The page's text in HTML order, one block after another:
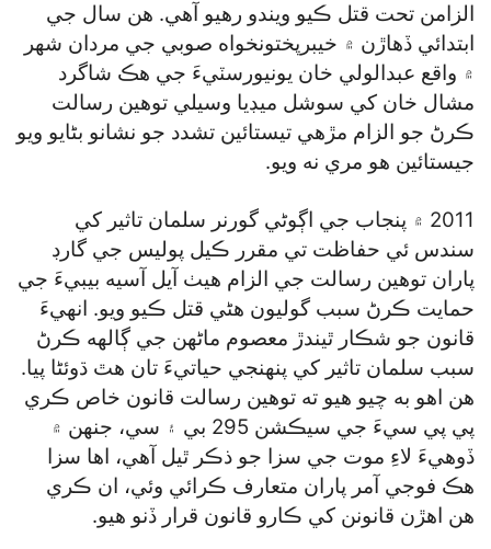
الزامن تحت قتل ڪيو ويندو رهيو آهي. هن سال جي
ابتدائي ڏهاڙن ۾ خيبرپختونخواه صوبي جي مردان شهر
۾ واقع عبدالولي خان يونيورسٽيءَ جي هڪ شاگرد
مشال خان کي سوشل ميڊيا وسيلي توهين رسالت
ڪرڻ جو الزام مڙهي تيستائين تشدد جو نشانو بڻايو ويو
جيستائين هو مري نه ويو.
2011 ۾ پنجاب جي اڳوڻي گورنر سلمان تاثير کي
سندس ئي حفاظت تي مقرر ڪيل پوليس جي گارڊ
پاران توهين رسالت جي الزام هيٺ آيل آسيه بيبيءَ جي
حمايت ڪرڻ سبب گوليون هڻي قتل ڪيو ويو. انهيءَ
قانون جو شڪار ٿيندڙ معصوم ماڻهن جي ڳالهه ڪرڻ
سبب سلمان تاثير کي پنهنجي حياتيءَ تان هٿ ڌوئڻا پيا.
هن اهو به چيو هيو ته توهين رسالت قانون خاص ڪري
پي پي سيءَ جي سيڪشن 295 بي ۽ سي، جنهن ۾
ڏوهيءَ لاءِ موت جي سزا جو ذڪر ٿيل آهي، اها سزا
هڪ فوجي آمر پاران متعارف ڪرائي وئي، ان ڪري
هن اهڙن قانونن کي ڪارو قانون قرار ڏنو هيو.